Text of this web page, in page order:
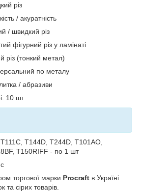
різ
/ акуратність
/ швидкий різ
фігурний різ у ламінаті
різ (тонкий метал)
по металу
/ абразиви
10 шт
T144D, T244D, T101AO,
T150RIFF - по 1 шт
торгової марки Procraft в Україні.
та сірих товарів.